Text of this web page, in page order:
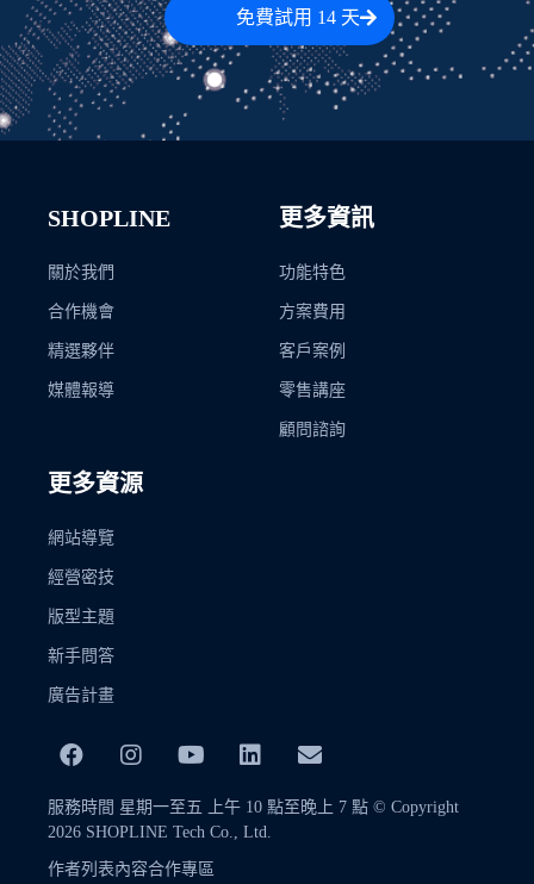
免費試用 14 天
SHOPLINE
關於我們
合作機會
精選夥伴
媒體報導
更多資訊
功能特色
方案費用
客戶案例
零售講座
顧問諮詢
更多資源
網站導覽
經營密技
版型主題
新手問答
廣告計畫
服務時間 星期一至五 上午 10 點至晚上 7 點 © Copyright
2026 SHOPLINE Tech Co., Ltd.
作者列表內容合作專區